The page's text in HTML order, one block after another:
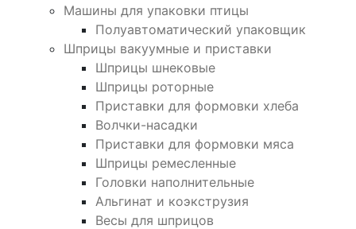
Машины для упаковки птицы
Полуавтоматический упаковщик
Шприцы вакуумные и приставки
Шприцы шнековые
Шприцы роторные
Приставки для формовки хлеба
Волчки-насадки
Приставки для формовки мяса
Шприцы ремесленные
Головки наполнительные
Альгинат и коэкструзия
Весы для шприцов